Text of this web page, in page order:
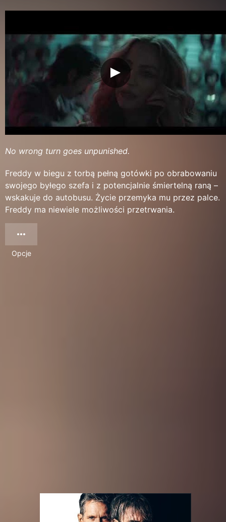
No wrong turn goes unpunished.
Freddy w biegu z torbą pełną gotówki po obrabowaniu
swojego byłego szefa i z potencjalnie śmiertelną raną –
wskakuje do autobusu. Życie przemyka mu przez palce.
Freddy ma niewiele możliwości przetrwania.
Opcje